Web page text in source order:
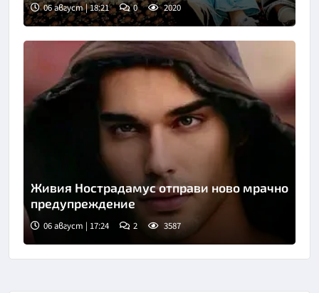
Снимка: Инстаграм
06 август | 18:21 0 2020
Живия Нострадамус отправи ново мрачно
предупреждение
06 август | 17:24 2 3587